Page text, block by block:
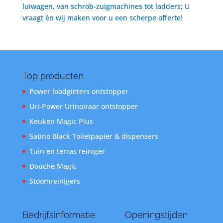
luiwagen, van schrob-zuigmachines tot ladders; U
vraagt èn wij maken voor u een scherpe offerte!
Top producten
Power loodgieters ontstopper
Uri-Power Urinoiraar ontstopper
Keuken Magic Plus
Satino Black Toiletpapier & dispensers
Tuin en terras reiniger
Douche Magic
Stoomreinigers
Bedrijfsinformatie Openingstijden